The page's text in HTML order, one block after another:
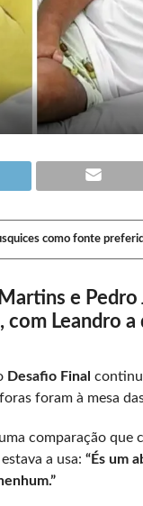
como fonte
e
Leandro
Desafio Final
foram à mesa
comparação que
a usa: “És um